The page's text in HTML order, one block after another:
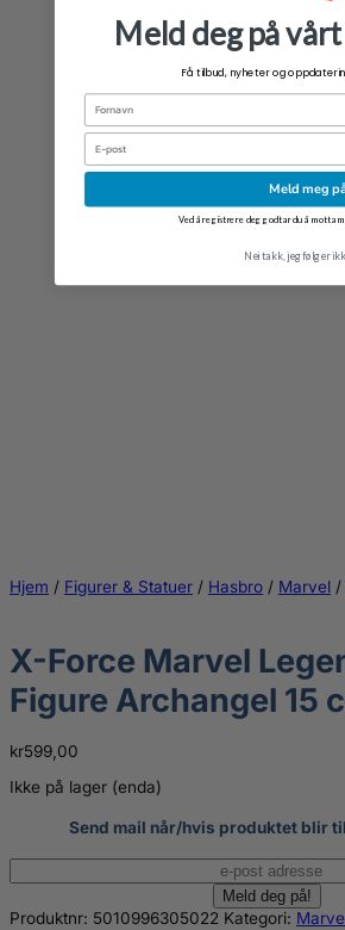
Hjem / Figurer & Statuer / Hasbro / Marvel /
X-Force Marvel
Figure Archangel 15
kr599,00
Ikke på lager (enda)
Send mail når/hvis produktet blir
Produktnr: 5010996305022 Kategori:
Meld deg på
Få tilbud, nyheter og
Fornavn
Email
Meld meg
Ved å registrere deg godtar du å motta
Nei takk, jeg følger